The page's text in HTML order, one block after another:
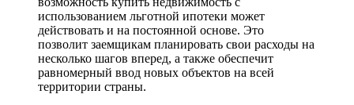
использованием льготной ипотеки может
действовать и на постоянной основе. Это
позволит заемщикам планировать свои расходы на
несколько шагов вперед, а также обеспечит
равномерный ввод новых объектов на всей
территории страны.